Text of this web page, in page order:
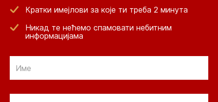
Кратки имејлови за које ти треба 2 минута
Никад те нећемо спамовати небитним
информацијама